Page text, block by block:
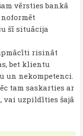
vērsties bankā
šī situācija
risināt
bet klientu
un nekompetenci.
tam saskarties ar
vai uzpildīties šajā